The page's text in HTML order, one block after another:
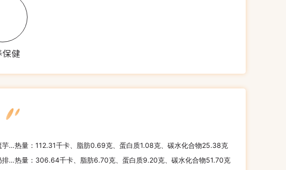
保健
大琢 即食魔芋米饭热量：112.31千卡、脂肪0.69克、蛋白质1.08克、碳水化合物25.38克
小麦田 蛋奶排包热量：306.64千卡、脂肪6.70克、蛋白质9.20克、碳水化合物51.70克